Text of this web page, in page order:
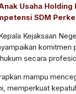
Usaha
SDM
Kejaksaan
komitmen
secara
mampu
memperkuat